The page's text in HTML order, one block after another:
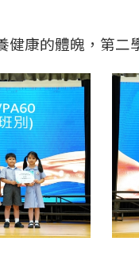
健康的體魄，第二